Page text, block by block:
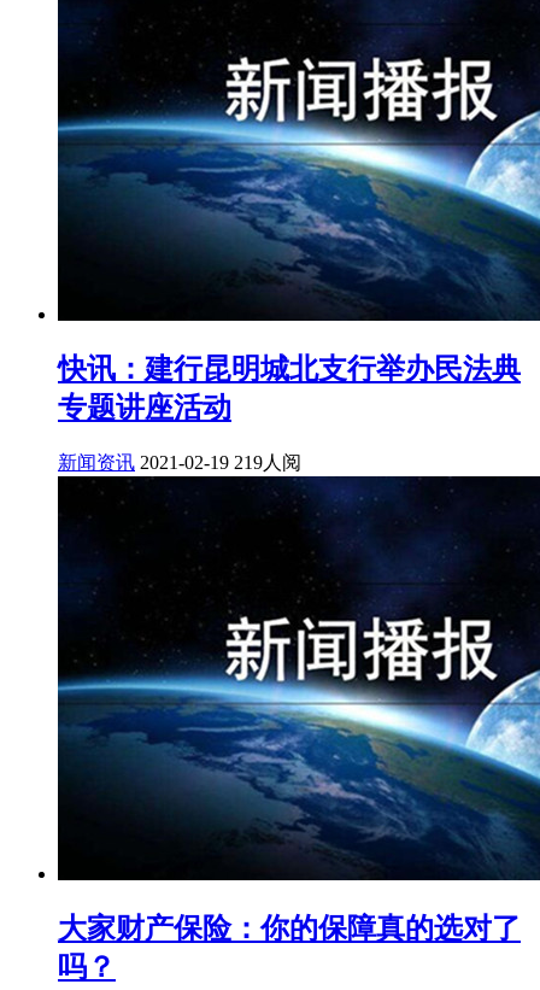
快讯：建行昆明城北支行举办民法典
专题讲座活动
新闻资讯 2021-02-19 219人阅
大家财产保险：你的保障真的选对了
吗？